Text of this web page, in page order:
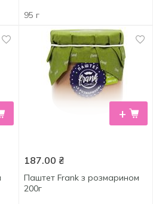
95 г
+
187.00 ₴
Паштет Frank з розмарином
200г